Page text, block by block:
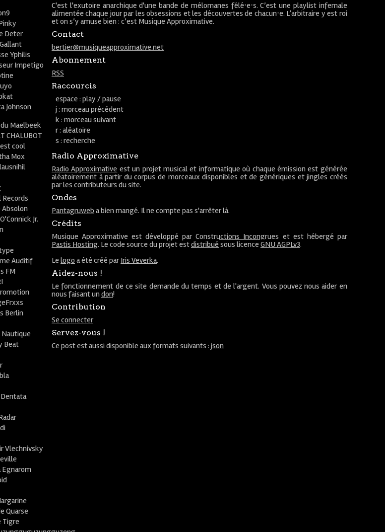
C'est l'exutoire anarchique d'une bande de mélomanes fêlé⋅e⋅s. C’est une playlist infernale
alimentée chaque jour par les obsessions et les découvertes de chacun⋅e. L’arbitraire y est roi
et on s’y amuse bien : c’est Musique Approximative.
Contact
bertier@musiqueapproximative.net
Abonnement
RSS
Raccourcis
espace : play / pause
j : morceau précédent
k : morceau suivant
r : aléatoire
s : recherche
Radio Approximative
Radio Approximative est un projet musical et informatique où chaque émission est générée
aléatoirement à partir du corpus de morceaux disponibles et de génériques et jingles créés
par les contributeurs du site.
Ondes
Pantagruweb a bien mangé. Il ne compte pas s'arrêter là.
Crédits
Musique Approximative est développé parConstructions Incongrues et est hébergé par
Pastis Hosting. Le code source du projet estdistribué sous licence GNU AGPLv3.
Le logo a été créé par Iris Veverka.
Aidez-nous !
Le fonctionnement de ce site demande du temps et de l'argent. Vous pouvez nous aider en
nous faisant undon!
Contribution
Se connecter
Servez-vous !
Ce post est aussi disponible aux formats suivants : json
Deter
Yphilis
Impetigo
Johnson
Maelbeek
CHALUBOT
cool
Mox
Records
Absolon
Jr.
Auditif
FM
Berlin
Beat
Vlechnivsky
Egnarom
Quarse
Tigre